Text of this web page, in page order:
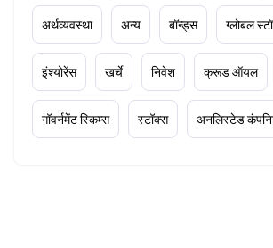
अर्थव्यवस्था अन्य बॉन्ड्स ग्लोबल
इंश्योरेंस खर्चे निवेश क्रूड ऑयल
गॉवर्नमेंट स्किम्स स्टॉक्स अनलिस्टेड